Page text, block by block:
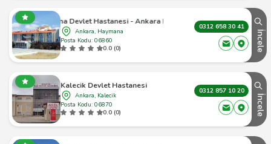
Haymana Devlet Hastanesi - Ankara Haymana - 1
Ankara, Haymana
Posta Kodu: 06860
0.0 (0)
0312 658 30 41
İncele
Kalecik Devlet Hastanesi
Ankara, Kalecik
Posta Kodu: 06870
0.0 (0)
0312 857 10 20
İncele